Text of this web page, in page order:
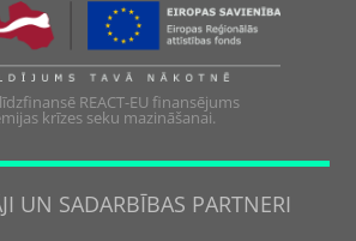
REACT-EU finansējums
krīzes seku mazināšanai.
UN SADARBĪBAS PARTNERI